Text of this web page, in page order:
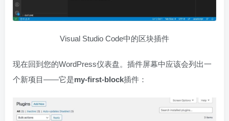
Visual Studio Code中的区块插件
现在回到您的WordPress仪表盘。插件屏幕中应该会列出一
个新项目——它是my-first-block插件：